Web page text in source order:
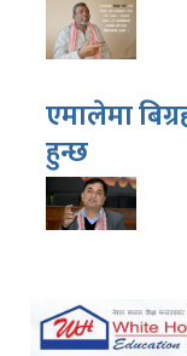
एमालेमा
हुन्छ